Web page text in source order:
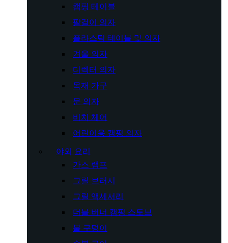
캠핑 테이블
팔걸이 의자
플라스틱 테이블 및 의자
겨울 의자
디렉터 의자
목재 가구
문 의자
비치 체어
어린이용 캠핑 의자
야외 요리
가스 램프
그릴 브러시
그릴 액세서리
더블 버너 캠핑 스토브
불 구덩이